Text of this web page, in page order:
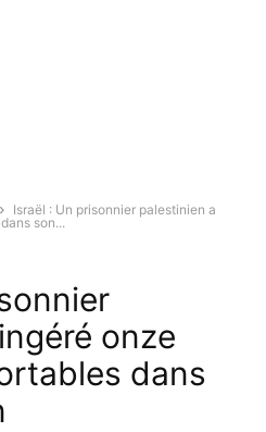
Israël : Un prisonnier palestinien a
son...
onze
dans